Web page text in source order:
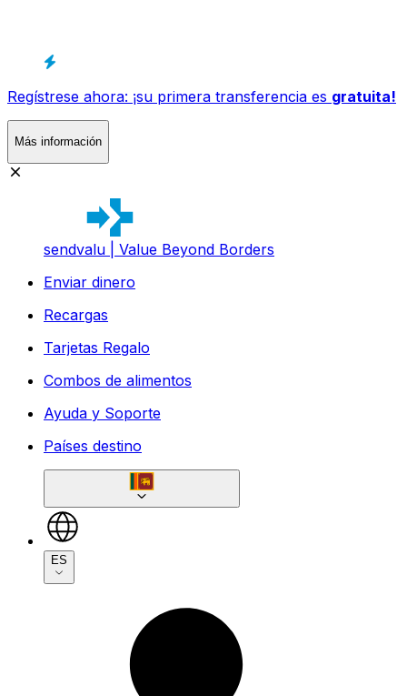
Regístrese ahora: ¡su primera transferencia es gratuita!
Más información
sendvalu | Value Beyond Borders
Enviar dinero
Recargas
Tarjetas Regalo
Combos de alimentos
Ayuda y Soporte
Países destino
ES